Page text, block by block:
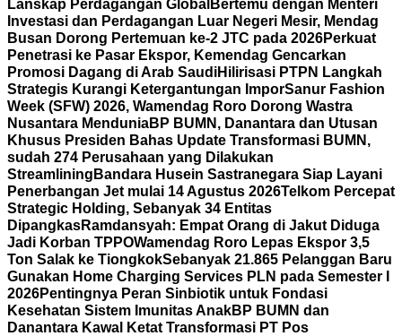
Lanskap Perdagangan Global Bertemu dengan Menteri
Investasi dan Perdagangan Luar Negeri Mesir, Mendag
Busan Dorong Pertemuan ke-2 JTC pada 2026Perkuat
Penetrasi ke Pasar Ekspor, Kemendag Gencarkan
Promosi Dagang di Arab SaudiHilirisasi PTPN Langkah
Strategis Kurangi Ketergantungan ImporSanur Fashion
Week (SFW) 2026, Wamendag Roro Dorong Wastra
Nusantara MenduniaBP BUMN, Danantara dan Utusan
Khusus Presiden Bahas Update Transformasi BUMN,
sudah 274 Perusahaan yang Dilakukan
Streamlining Bandara Husein Sastranegara Siap Layani
Penerbangan Jet mulai 14 Agustus 2026Telkom Percepat
Strategic Holding, Sebanyak 34 Entitas
DipangkasRamdansyah: Empat Orang di Jakut Diduga
Jadi Korban TPPOWamendag Roro Lepas Ekspor 3,5
Ton Salak ke TiongkokSebanyak 21.865 Pelanggan Baru
Gunakan Home Charging Services PLN pada Semester I
2026Pentingnya Peran Sinbiotik untuk Fondasi
Kesehatan Sistem Imunitas AnakBP BUMN dan
Danantara Kawal Ketat Transformasi PT Pos